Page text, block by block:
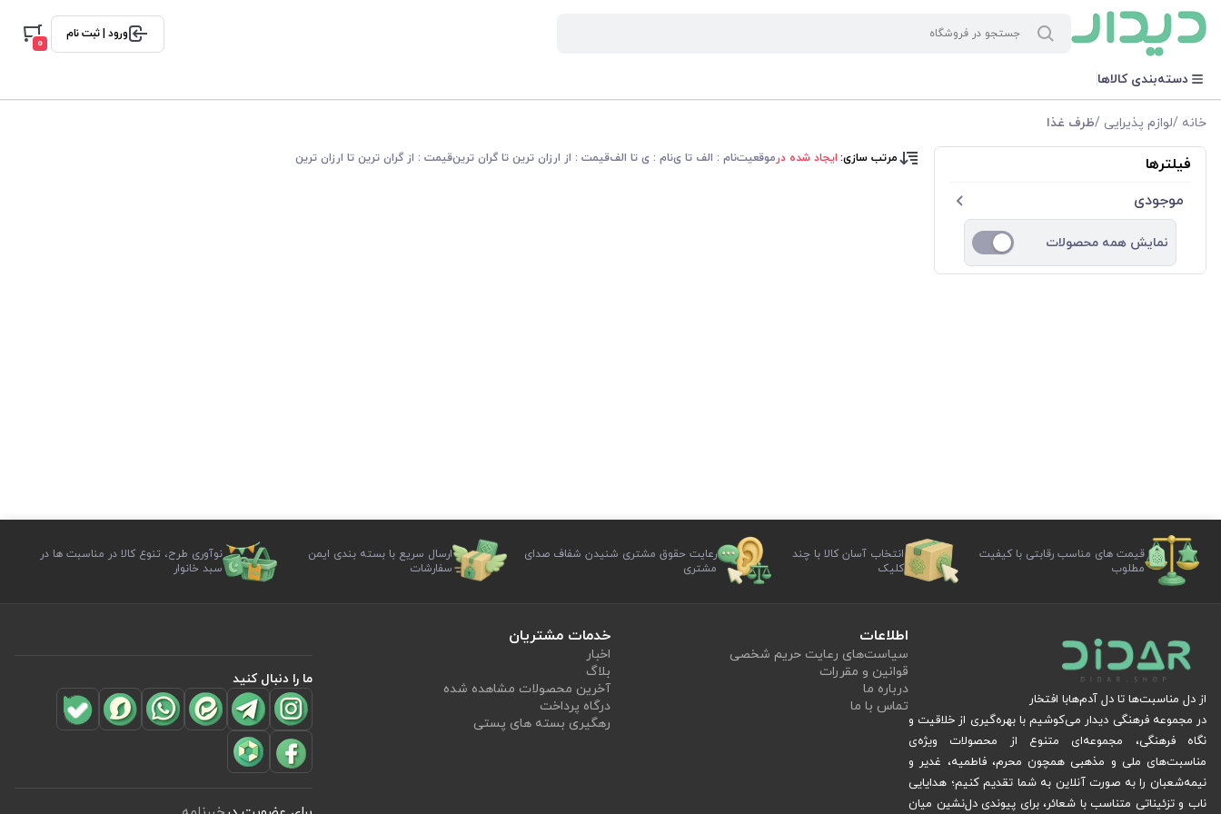
ورود | ثبت نام
0
دسته‌بندی کالاها
خانه /لوازم پذیرایی /ظرف غذا
فیلترها
موجودی
نمایش همه محصولات
مرتب سازی: ایجاد شده درموقعیتنام : الف تا ینام : ی تا الفقیمت : از ارزان ترین تا گران ترینقیمت : از گران ترین تا ارزان ترین
قیمت های مناسب رقابتی با کیفیت
مطلوب
انتخاب آسان کالا با چند
کلیک
رعایت حقوق مشتری شنیدن شفاف صدای
مشتری
ارسال سریع با بسته بندی ایمن
سفارشات
نوآوری طرح، تنوع کالا در مناسبت ها در
سبد خانوار
از دل مناسبت‌ها تا دل آدم‌هابا افتخار
در مجموعه فرهنگی دیدار می‌کوشیم با بهره‌گیری از خلاقیت و
نگاه فرهنگی، مجموعه‌ای متنوع از محصولات ویژه‌ی
مناسبت‌های ملی و مذهبی همچون محرم، فاطمیه، غدیر و
نیمه‌شعبان را به صورت آنلاین به شما تقدیم کنیم؛ هدایایی
ناب و تزئیناتی متناسب با شعائر، برای پیوندی دل‌نشین میان
اطلاعات
سیاست‏‌های رعایت حریم شخصی
قوانین و مقررات
درباره ما
تماس با ما
خدمات مشتریان
اخبار
بلاگ
آخرین محصولات مشاهده شده
درگاه پرداخت
رهگیری بسته های پستی
ما را دنبال کنید